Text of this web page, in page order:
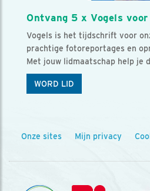
Ontvang 5 x Vogels
Vogels is het tijdschrift voor
prachtige fotoreportages en
Met jouw lidmaatschap help je
WORD LID
Onze sites Mijn privacy